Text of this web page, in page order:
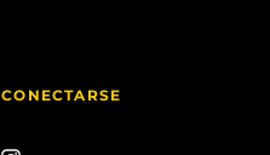
CONECTARSE